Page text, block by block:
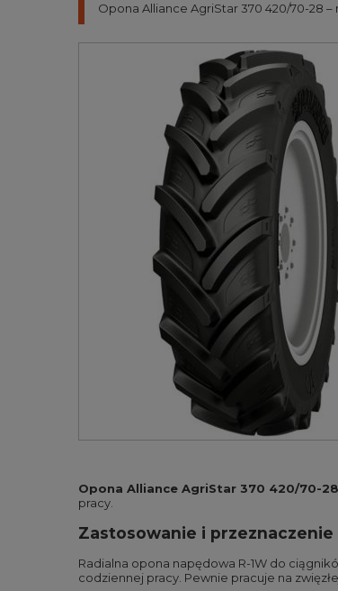
Opona Alliance AgriStar 370 420/70-28
Opona Alliance AgriStar 370 420/70-28
pracy.
Zastosowanie i przeznaczenie
Radialna opona napędowa R-1W do
codziennej pracy. Pewnie pracuje na